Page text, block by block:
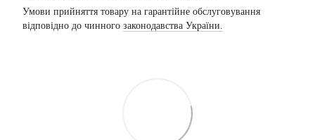
Умови прийняття товару на гарантійне обслуговування
відповідно до чинного законодавства України.